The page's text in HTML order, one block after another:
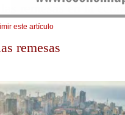
remesas en la
este artículo
remesas